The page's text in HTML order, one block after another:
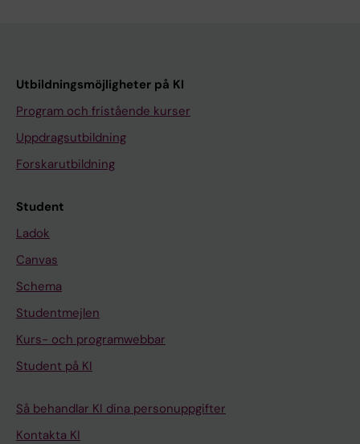
Utbildningsmöjligheter på KI
Program och fristående kurser
Uppdragsutbildning
Forskarutbildning
Student
Ladok
Canvas
Schema
Studentmejlen
Kurs- och programwebbar
Student på KI
Så behandlar KI dina personuppgifter
Kontakta KI